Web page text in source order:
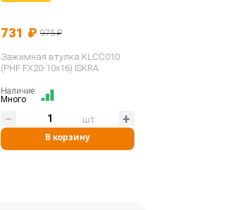
731 ₽ 975 ₽
Зажимная втулка KLCC010
(PHF FX20-10x16) ISKRA
Наличие:
Много
В корзину
шт